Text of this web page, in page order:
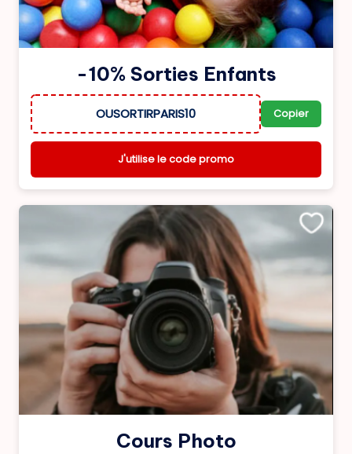
-10% Sorties Enfants
OUSORTIRPARIS10 Copier
J'utilise le code promo
Cours Photo